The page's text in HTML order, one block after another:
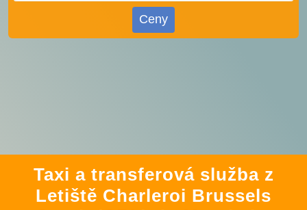
Ceny
Taxi a transferová služba z
Letiště Charleroi Brussels